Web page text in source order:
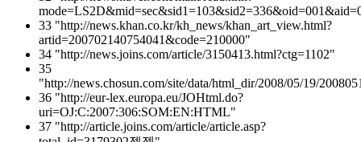
33 "http://news.khan.co.kr/kh_news/khan_art_view.html?
artid=200702140754041&code=210000"
34 "http://news.joins.com/article/3150413.html?ctg=1102"
35
"http://news.chosun.com/site/data/html_dir/2008/05/19/
36 "http://eur-lex.europa.eu/JOHtml.do?
uri=OJ:C:2007:306:SOM:EN:HTML"
37 "http://article.joins.com/article/article.asp?